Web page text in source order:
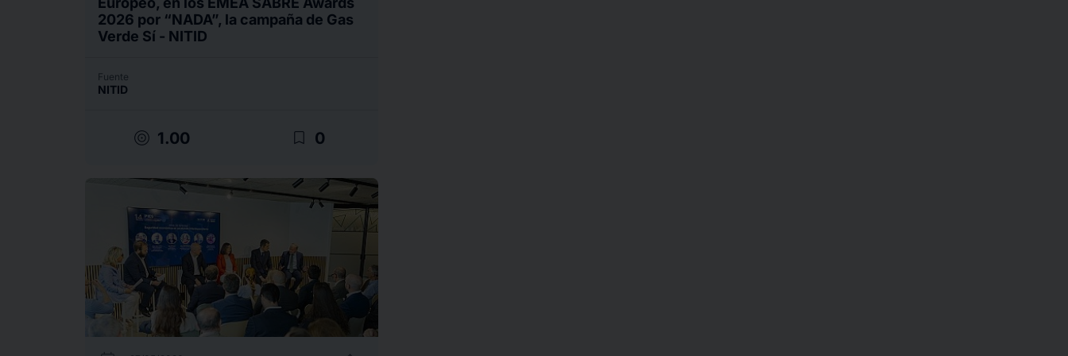
2026 por “NADA”, la campaña de Gas
Verde Sí - NITID
Fuente
NITID
target 1.00 bookmark_border 0